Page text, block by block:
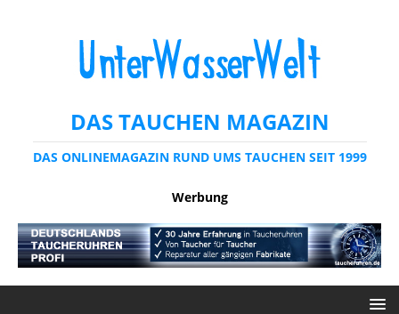
DAS TAUCHEN MAGAZIN
DAS ONLINEMAGAZIN RUND UMS TAUCHEN SEIT 1999
Werbung